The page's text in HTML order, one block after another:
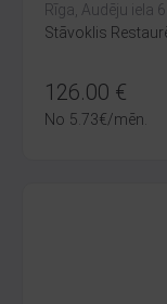
Rīga, Audēju iela 6
Stāvoklis
126.00 €
No 5.73€/mēn.